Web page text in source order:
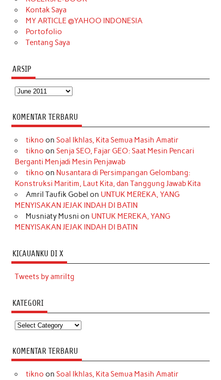
m
Kontak Saya
MY ARTICLE @YAHOO INDONESIA
Portofolio
Tentang Saya
ARSIP
Arsip
KOMENTAR TERBARU
tikno on Soal Ikhlas, Kita Semua Masih Amatir
tikno on Senja SEO, Fajar GEO: Saat Mesin Pencari
Berganti Menjadi Mesin Penjawab
tikno on Nusantara di Persimpangan Gelombang:
Konstruksi Maritim, Laut Kita, dan Tanggung Jawab Kita
Amril Taufik Gobel on UNTUK MEREKA, YANG
MENYISAKAN JEJAK INDAH DI BATIN
Musniaty Musni on UNTUK MEREKA, YANG
MENYISAKAN JEJAK INDAH DI BATIN
KICAUANKU DI X
Tweets by amriltg
KATEGORI
Kategori
KOMENTAR TERBARU
tikno on Soal Ikhlas, Kita Semua Masih Amatir